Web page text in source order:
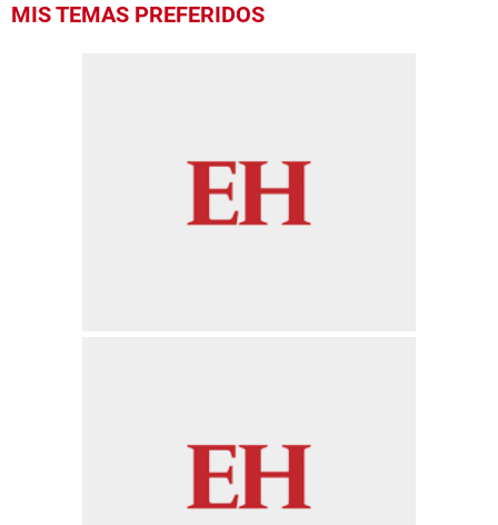
MIS TEMAS PREFERIDOS